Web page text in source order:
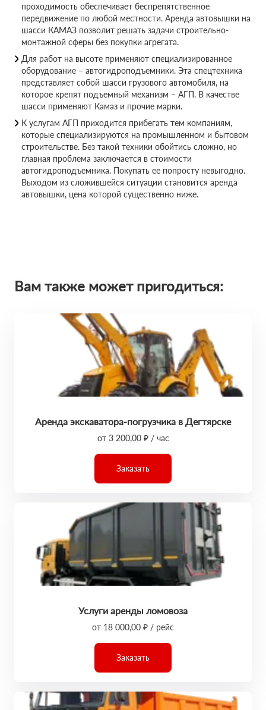
проходимость обеспечивает беспрепятственное
передвижение по любой местности. Аренда автовышки на
шасси КАМАЗ позволит решать задачи строительно-
монтажной сферы без покупки агрегата.
Для работ на высоте применяют специализированное
оборудование – автогидроподъемники. Эта спецтехника
представляет собой шасси грузового автомобиля, на
которое крепят подъемный механизм – АГП. В качестве
шасси применяют Камаз и прочие марки.
К услугам АГП приходится прибегать тем компаниям,
которые специализируются на промышленном и бытовом
строительстве. Без такой техники обойтись сложно, но
главная проблема заключается в стоимости
автогидроподъемника. Покупать ее попросту невыгодно.
Выходом из сложившейся ситуации становится аренда
автовышки, цена которой существенно ниже.
Вам также может пригодиться:
Аренда экскаватора-погрузчика в Дегтярске
от 3 200,00 ₽ / час
Заказать
Услуги аренды ломовоза
от 18 000,00 ₽ / рейс
Заказать